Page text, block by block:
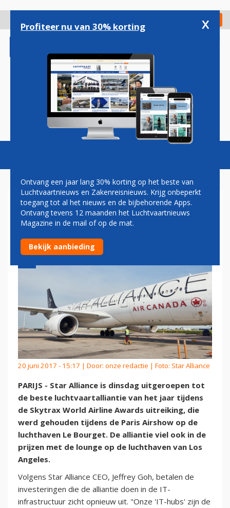
gaan
Check in
Magazine Podcasts Vacatures
STAR ALLIANCE BESTE
LUCHTVAARTALLIANTIE
20 juni 2017 - 15:17 | Door: onze redactie | Foto: Star Alliance
PARIJS - Star Alliance is dinsdag uitgeroepen tot
de beste luchtvaartalliantie van het jaar tijdens
de Skytrax World Airline Awards uitreiking, die
werd gehouden tijdens de Paris Airshow op de
luchthaven Le Bourget. De alliantie viel ook in de
prijzen met de lounge op de luchthaven van Los
Angeles.
Volgens Star Alliance CEO, Jeffrey Goh, betalen de
investeringen die de alliantie doen in de IT-
infrastructuur zicht opnieuw uit. "Onze 'IT-hubs' zijn de
Profiteer nu van 30% korting x
Ontvang een jaar lang 30% korting op het beste van
Luchtvaartnieuws en Zakenreisnieuws. Krijg onbeperkt
toegang tot al het nieuws en de bijbehorende Apps.
Ontvang tevens 12 maanden het Luchtvaartnieuws
Magazine in de mail of op de mat.
Bekijk aanbieding